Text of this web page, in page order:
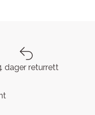
dager returrett